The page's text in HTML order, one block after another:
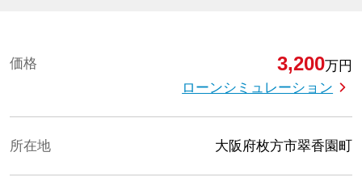
価格 3,200万円
ローンシミュレーション
所在地 大阪府枚方市翠香園町